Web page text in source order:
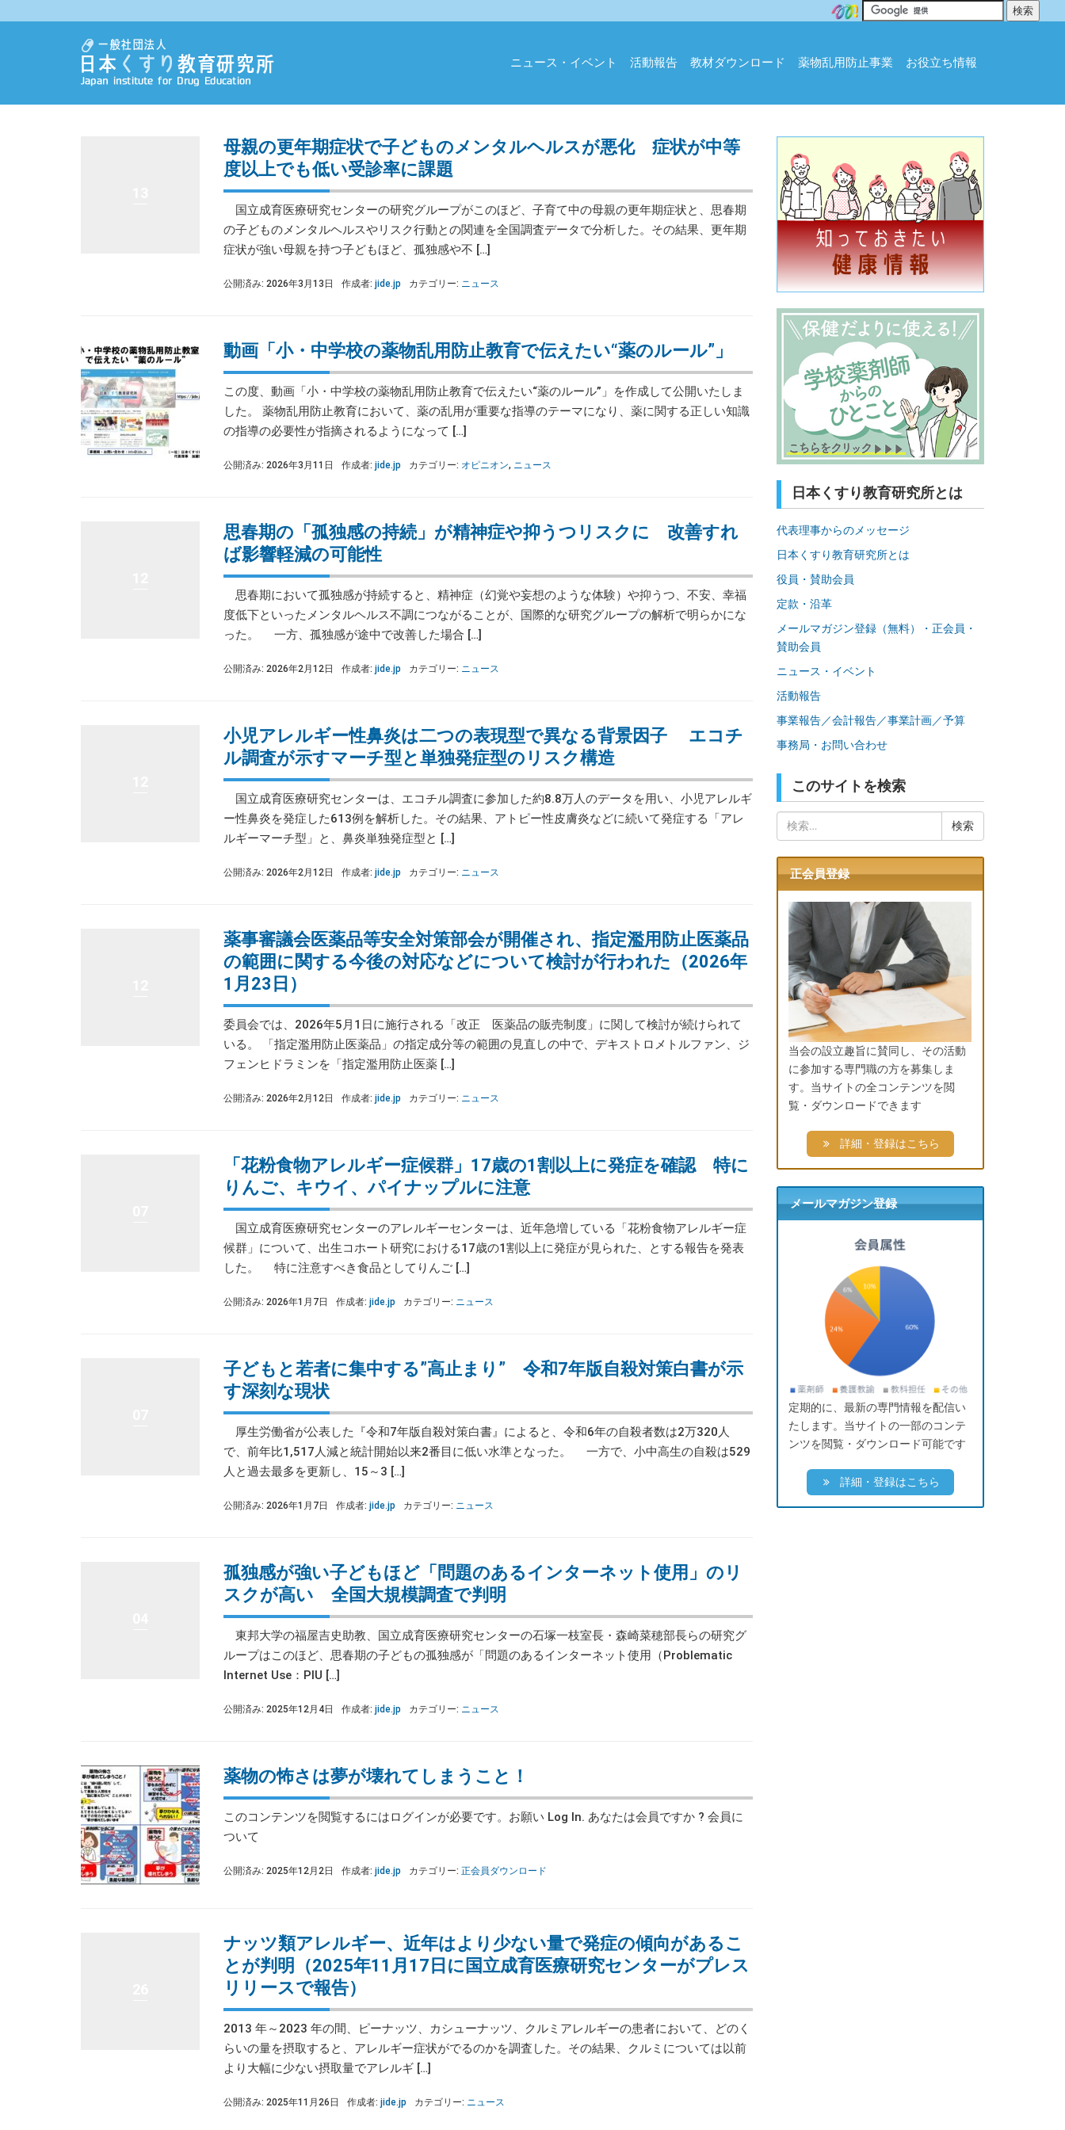
ニュース・イベント 活動報告 教材ダウンロード 薬物乱用防止事業 お役立ち情報
母親の更年期症状で子どものメンタルヘルスが悪化 症状が中等
度以上でも低い受診率に課題
国立成育医療研究センターの研究グループがこのほど、子育て中の母親の更年期症状と、思春期
の子どものメンタルヘルスやリスク行動との関連を全国調査データで分析した。その結果、更年期
症状が強い母親を持つ子どもほど、孤独感や不 […]
公開済み: 2026年3月13日 作成者: jide.jp カテゴリー: ニュース
動画「小・中学校の薬物乱用防止教育で伝えたい“薬のルール”」
この度、動画「小・中学校の薬物乱用防止教育で伝えたい“薬のルール”」を作成して公開いたしま
した。 薬物乱用防止教育において、薬の乱用が重要な指導のテーマになり、薬に関する正しい知識
の指導の必要性が指摘されるようになって […]
公開済み: 2026年3月11日 作成者: jide.jp カテゴリー: オピニオン, ニュース
思春期の「孤独感の持続」が精神症や抑うつリスクに 改善すれ
ば影響軽減の可能性
思春期において孤独感が持続すると、精神症（幻覚や妄想のような体験）や抑うつ、不安、幸福
度低下といったメンタルヘルス不調につながることが、国際的な研究グループの解析で明らかにな
った。 一方、孤独感が途中で改善した場合 […]
公開済み: 2026年2月12日 作成者: jide.jp カテゴリー: ニュース
小児アレルギー性鼻炎は二つの表現型で異なる背景因子 エコチ
ル調査が示すマーチ型と単独発症型のリスク構造
国立成育医療研究センターは、エコチル調査に参加した約8.8万人のデータを用い、小児アレルギ
ー性鼻炎を発症した613例を解析した。その結果、アトピー性皮膚炎などに続いて発症する「アレ
ルギーマーチ型」と、鼻炎単独発症型と […]
公開済み: 2026年2月12日 作成者: jide.jp カテゴリー: ニュース
薬事審議会医薬品等安全対策部会が開催され、指定濫用防止医薬品
の範囲に関する今後の対応などについて検討が行われた（2026年
1月23日）
委員会では、2026年5月1日に施行される「改正 医薬品の販売制度」に関して検討が続けられて
いる。 「指定濫用防止医薬品」の指定成分等の範囲の見直しの中で、デキストロメトルファン、ジ
フェンヒドラミンを「指定濫用防止医薬 […]
公開済み: 2026年2月12日 作成者: jide.jp カテゴリー: ニュース
「花粉食物アレルギー症候群」17歳の1割以上に発症を確認 特に
りんご、キウイ、パイナップルに注意
国立成育医療研究センターのアレルギーセンターは、近年急増している「花粉食物アレルギー症
候群」について、出生コホート研究における17歳の1割以上に発症が見られた、とする報告を発表
した。 特に注意すべき食品としてりんご […]
公開済み: 2026年1月7日 作成者: jide.jp カテゴリー: ニュース
子どもと若者に集中する”高止まり” 令和7年版自殺対策白書が示
す深刻な現状
厚生労働省が公表した『令和7年版自殺対策白書』によると、令和6年の自殺者数は2万320人
で、前年比1,517人減と統計開始以来2番目に低い水準となった。 一方で、小中高生の自殺は529
人と過去最多を更新し、15～3 […]
公開済み: 2026年1月7日 作成者: jide.jp カテゴリー: ニュース
孤独感が強い子どもほど「問題のあるインターネット使用」のリ
スクが高い 全国大規模調査で判明
東邦大学の福屋吉史助教、国立成育医療研究センターの石塚一枝室長・森崎菜穂部長らの研究グ
ループはこのほど、思春期の子どもの孤独感が「問題のあるインターネット使用（Problematic
Internet Use：PIU […]
公開済み: 2025年12月4日 作成者: jide.jp カテゴリー: ニュース
薬物の怖さは夢が壊れてしまうこと！
このコンテンツを閲覧するにはログインが必要です。お願い Log In. あなたは会員ですか ? 会員に
ついて
公開済み: 2025年12月2日 作成者: jide.jp カテゴリー: 正会員ダウンロード
ナッツ類アレルギー、近年はより少ない量で発症の傾向があるこ
とが判明（2025年11月17日に国立成育医療研究センターがプレス
リリースで報告）
2013 年～2023 年の間、ピーナッツ、カシューナッツ、クルミアレルギーの患者において、どのく
らいの量を摂取すると、アレルギー症状がでるのかを調査した。その結果、クルミについては以前
より大幅に少ない摂取量でアレルギ […]
公開済み: 2025年11月26日 作成者: jide.jp カテゴリー: ニュース
日本くすり教育研究所とは
代表理事からのメッセージ
日本くすり教育研究所とは
役員・賛助会員
定款・沿革
メールマガジン登録（無料）・正会員・
賛助会員
ニュース・イベント
活動報告
事業報告／会計報告／事業計画／予算
事務局・お問い合わせ
このサイトを検索
索:
正会員登録
当会の設立趣旨に賛同し、その活動
に参加する専門職の方を募集しま
す。当サイトの全コンテンツを閲
覧・ダウンロードできます
詳細・登録はこちら
メールマガジン登録
定期的に、最新の専門情報を配信い
たします。当サイトの一部のコンテ
ンツを閲覧・ダウンロード可能です
詳細・登録はこちら